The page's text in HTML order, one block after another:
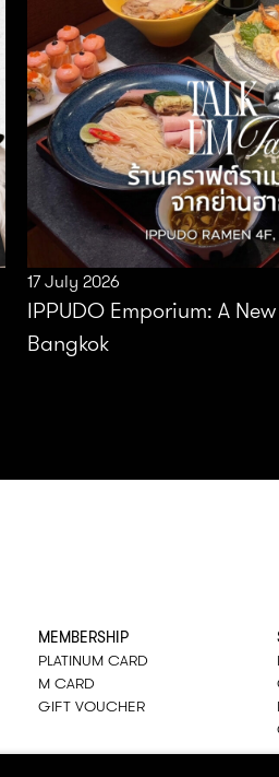
17 July 2026
IPPUDO Emporium: A
Bangkok
MEMBERSHIP
PLATINUM CARD
M CARD
GIFT VOUCHER